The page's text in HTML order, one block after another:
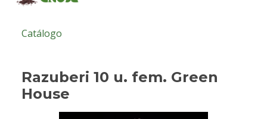
Catálogo
Razuberi 10 u. fem. Green
House